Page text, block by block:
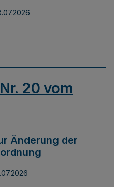
20 vom
Änderung der